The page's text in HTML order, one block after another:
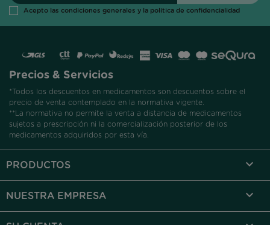
Acepto las condiciones generales y la política de confidencialidad
Precios & Servicios
*Todos los descuentos en medicamentos son descuentos sobre el
precio de venta contemplado en la normativa vigente.
**La normativa no permite la venta a distancia de medicamentos
sujetos a prescripción ni la comercialización posterior de los
medicamentos adquiridos por esta vía.
PRODUCTOS 
NUESTRA EMPRESA 